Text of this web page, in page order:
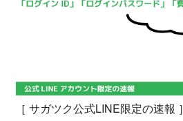
［ サガツク公式LINE限定の速報 ］